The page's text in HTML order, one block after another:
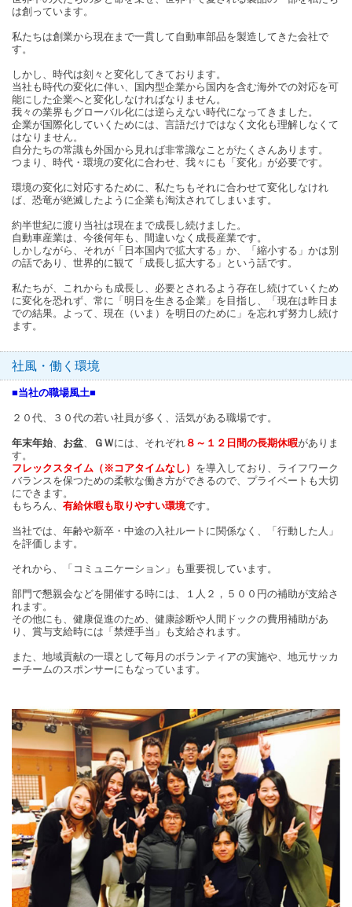
は創っています。
私たちは創業から現在まで一貫して自動車部品を製造してきた会社で
す。
しかし、時代は刻々と変化してきております。
当社も時代の変化に伴い、国内型企業から国内を含む海外での対応を可
能にした企業へと変化しなければなりません。
我々の業界もグローバル化には逆らえない時代になってきました。
企業が国際化していくためには、言語だけではなく文化も理解しなくて
はなりません。
自分たちの常識も外国から見れば非常識なことがたくさんあります。
つまり、時代・環境の変化に合わせ、我々にも「変化」が必要です。
環境の変化に対応するために、私たちもそれに合わせて変化しなけれ
ば、恐竜が絶滅したように企業も淘汰されてしまいます。
約半世紀に渡り当社は現在まで成長し続けました。
自動車産業は、今後何年も、間違いなく成長産業です。
しかしながら、それが「日本国内で拡大する」か、「縮小する」かは別
の話であり、世界的に観て「成長し拡大する」という話です。
私たちが、これからも成長し、必要とされるよう存在し続けていくため
に変化を恐れず、常に「明日を生きる企業」を目指し、「現在は昨日ま
での結果。よって、現在（いま）を明日のために」を忘れず努力し続け
ます。
社風・働く環境
■当社の職場風土■
２０代、３０代の若い社員が多く、活気がある職場です。
年末年始 お盆 ＧＷには、それぞれ ８～１２日間の長期休暇がありま
す。
フレックスタイム（※コアタイムなし） を導入しており、ライフワーク
バランスを保つための柔軟な働き方ができるので、プライベートも大切
にできます。
もちろん、 有給休暇も取りやすい環境です。
当社では、年齢や新卒・中途の入社ルートに関係なく、「行動した人」
を評価します。
それから、「コミュニケーション」も重要視しています。
部門で懇親会などを開催する時には、１人２，５００円の補助が支給さ
れます。
その他にも、健康促進のため、健康診断や人間ドックの費用補助があ
り、賞与支給時には「禁煙手当」も支給されます。
また、地域貢献の一環として毎月のボランティアの実施や、地元サッカ
ーチームのスポンサーにもなっています。